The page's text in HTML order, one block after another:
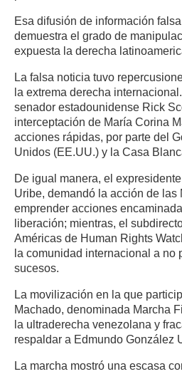
Esa difusión de información
demuestra el grado de
expuesta la derecha
La falsa noticia tuvo
la extrema derecha
senador estadounidense Rick
interceptación de María Corina
acciones rápidas, por parte del
Unidos (EE.UU.) y la Casa
De igual manera, el
Uribe, demandó la acción de las
emprender acciones
liberación; mientras, el
Américas de Human Rights
la comunidad internacional a no
sucesos.
La movilización en la que
Machado, denominada Marcha
la ultraderecha venezolana y
respaldar a Edmundo González
La marcha mostró una escasa